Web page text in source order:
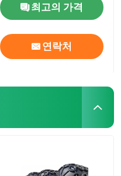
최고의 가격
연락처